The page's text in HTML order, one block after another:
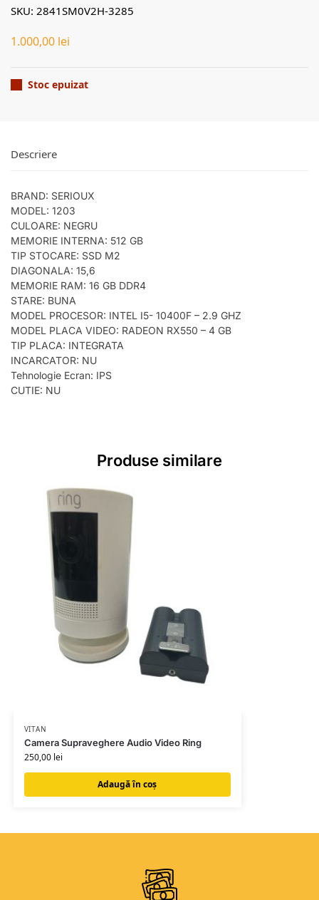
SKU: 2841SM0V2H-3285
1.000,00 lei
Stoc epuizat
Descriere
BRAND: SERIOUX
MODEL: 1203
CULOARE: NEGRU
MEMORIE INTERNA: 512 GB
TIP STOCARE: SSD M2
DIAGONALA: 15,6
MEMORIE RAM: 16 GB DDR4
STARE: BUNA
MODEL PROCESOR: INTEL I5- 10400F – 2.9 GHZ
MODEL PLACA VIDEO: RADEON RX550 – 4 GB
TIP PLACA: INTEGRATA
INCARCATOR: NU
Tehnologie Ecran: IPS
CUTIE: NU
Produse similare
VITAN
Camera Supraveghere Audio Video Ring
250,00 lei
Adaugă în coș